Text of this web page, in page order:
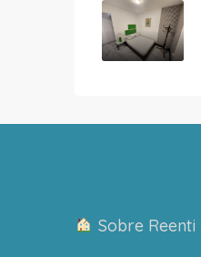
Sobre Reenti